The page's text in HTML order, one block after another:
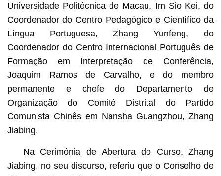
Universidade Politécnica de Macau, Im Sio Kei, do
Coordenador do Centro Pedagógico e Científico da
Língua Portuguesa, Zhang Yunfeng, do
Coordenador do Centro Internacional Português de
Formação em Interpretação de Conferência,
Joaquim Ramos de Carvalho, e do membro
permanente e chefe do Departamento de
Organização do Comité Distrital do Partido
Comunista Chinês em Nansha Guangzhou, Zhang
Jiabing.
Na Cerimónia de Abertura do Curso, Zhang
Jiabing, no seu discurso, referiu que o Conselho de